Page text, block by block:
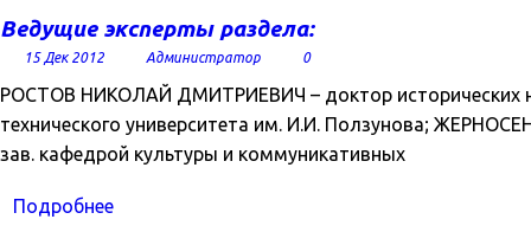
Ведущие эксперты раздела:
15 Дек 2012 Администратор 0
РОСТОВ НИКОЛАЙ ДМИТРИЕВИЧ – доктор исторических
технического университета им. И.И. Ползунова;
зав. кафедрой культуры и коммуникативных
Подробнее